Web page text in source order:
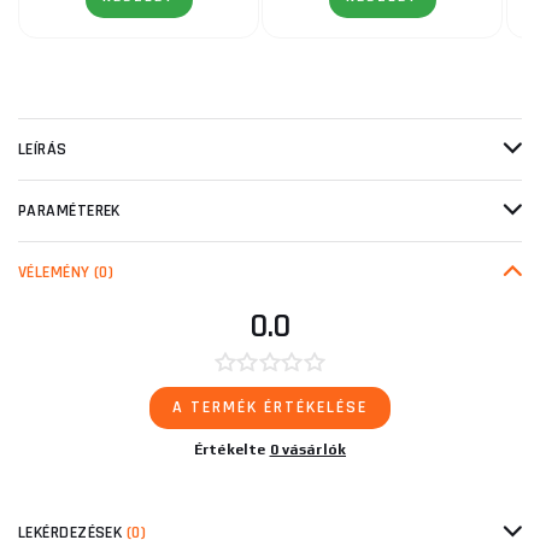
LEÍRÁS
PARAMÉTEREK
VÉLEMÉNY (0)
0.0
A TERMÉK ÉRTÉKELÉSE
Értékelte 0 vásárlók
LEKÉRDEZÉSEK (0)